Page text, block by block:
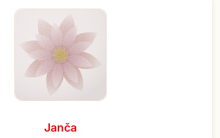
Janča